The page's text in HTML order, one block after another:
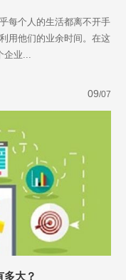
每个人的生活都离不开手
用他们的业余时间。在这
业...
09/07
多大？